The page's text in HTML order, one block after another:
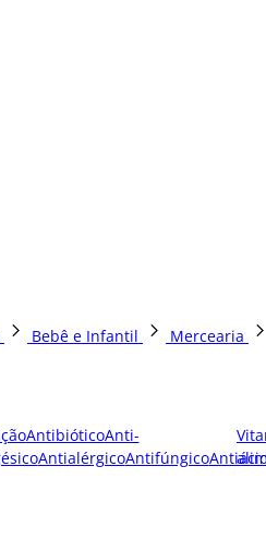
Bebê e Infantil
Mercearia
AntibióticoAnti-
AntialérgicoAntifúngico